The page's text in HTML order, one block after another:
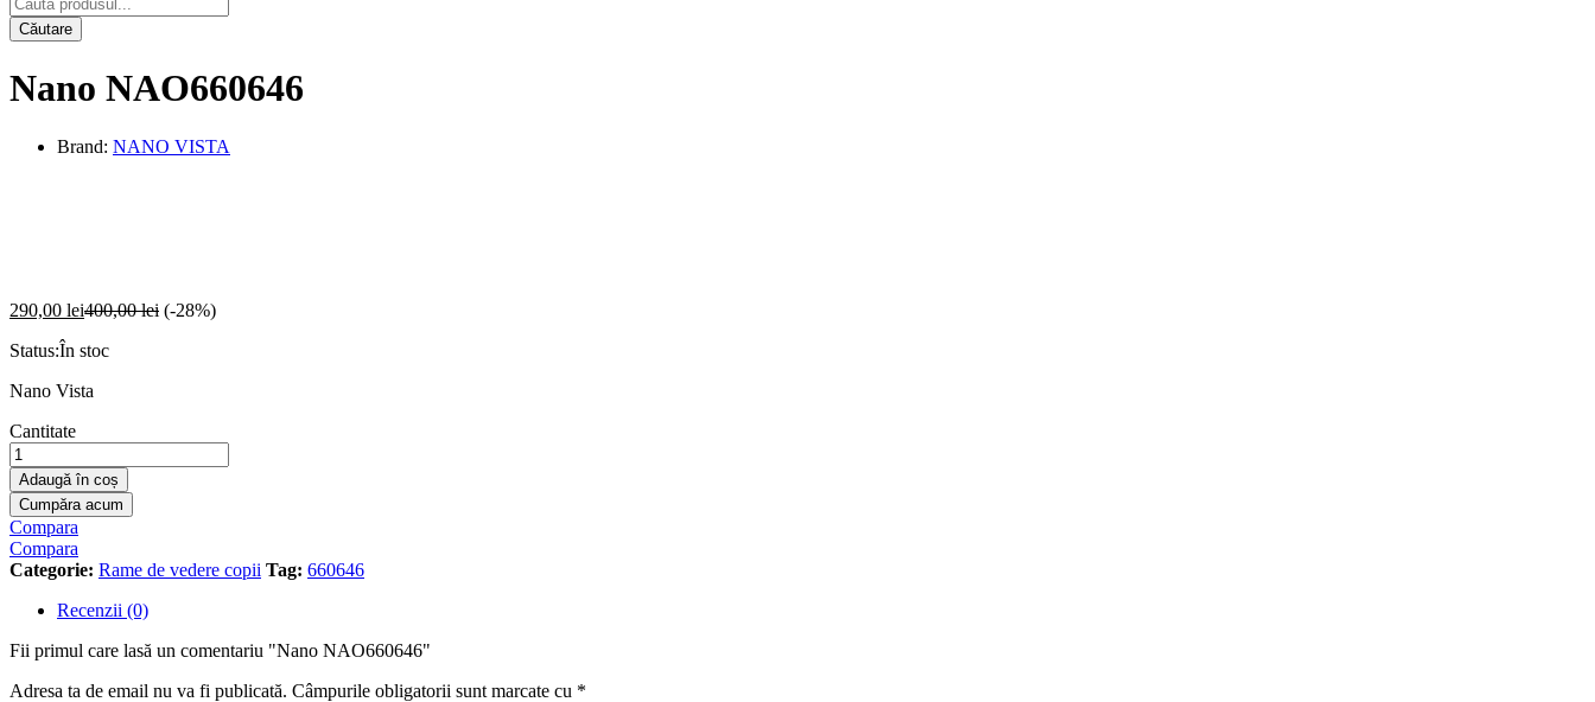
Căutare
Nano NAO660646
Brand: NANO VISTA
290,00 lei400,00lei (-28%)
Status:În stoc
Nano Vista
Nano
NAO660646
cantitate
Cantitate
Adaugă în coș
Cumpăra acum
Compara
Compara
Categorie: Rame de vedere copii Tag: 660646
Recenzii (0)
Fii primul care lasă un comentariu "Nano NAO660646"
Adresa ta de email nu va fi publicată. Câmpurile obligatorii sunt marcate cu *